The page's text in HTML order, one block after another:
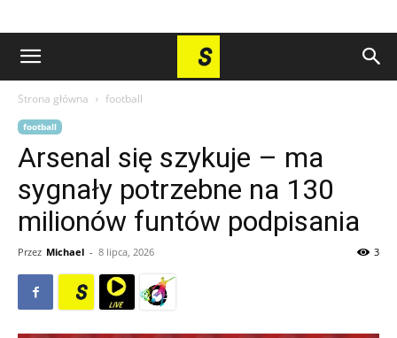
Strona główna football
football
Arsenal się szykuje – ma
sygnały potrzebne na 130
milionów funtów podpisania
Przez Michael - 8 lipca, 2026 3